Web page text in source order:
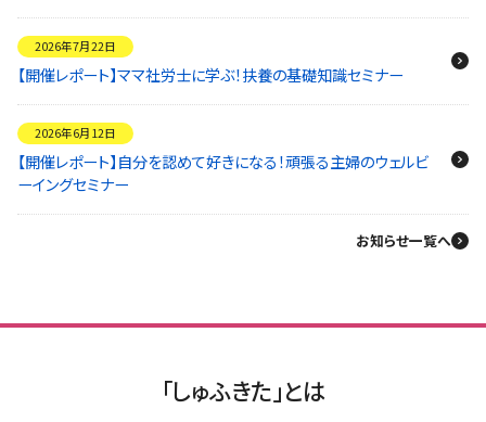
2026年7月22日
【開催レポート】ママ社労士に学ぶ！扶養の基礎知識セミナー
2026年6月12日
【開催レポート】自分を認めて好きになる！頑張る主婦のウェルビ
ーイングセミナー
お知らせ一覧へ
「しゅふきた」とは